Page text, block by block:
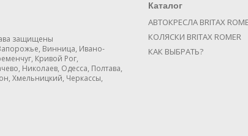
защищены
Винница, Ивано-
Кривой Рог,
Николаев, Одесса, Полтава,
Хмельницкий, Черкассы,
Каталог
АВТОКРЕСЛА BRITAX
КОЛЯСКИ BRITAX ROMER
КАК ВЫБРАТЬ?